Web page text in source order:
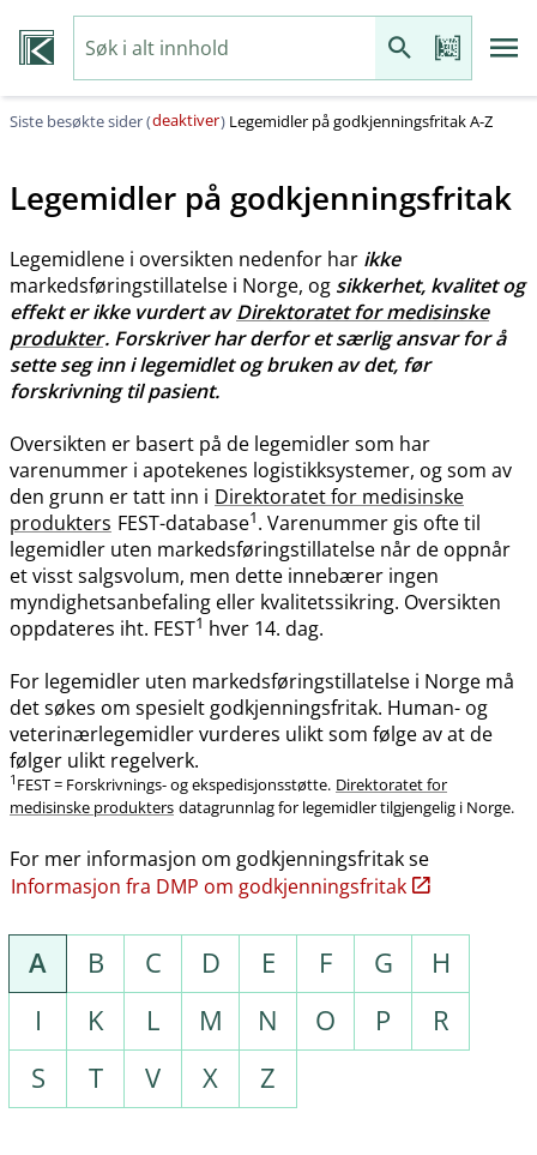
Siste besøkte sider (deaktiver) Legemidler på godkjenningsfritak A-Z
Legemidler på godkjenningsfritak
Legemidlene i oversikten nedenfor har ikke
markedsføringstillatelse i Norge, og sikkerhet, kvalitet og
effekt er ikke vurdert avDirektoratet for medisinske
produkter. Forskriver har derfor et særlig ansvar for å
sette seg inn i legemidlet og bruken av det, før
forskrivning til pasient.
Oversikten er basert på de legemidler som har
varenummer i apotekenes logistikksystemer, og som av
den grunn er tatt inn i Direktoratet for medisinske
produkters FEST-database1. Varenummer gis ofte til
legemidler uten markedsføringstillatelse når de oppnår
et visst salgsvolum, men dette innebærer ingen
myndighetsanbefaling eller kvalitetssikring. Oversikten
oppdateres iht. FEST1 hver 14. dag.
For legemidler uten markedsføringstillatelse i Norge må
det søkes om spesielt godkjenningsfritak. Human- og
veterinærlegemidler vurderes ulikt som følge av at de
følger ulikt regelverk.
1 FEST = Forskrivnings- og ekspedisjonsstøtte. Direktoratet for
medisinske produkters datagrunnlag for legemidler tilgjengelig i Norge.
For mer informasjon om godkjenningsfritak se
Informasjon fra DMP om godkjenningsfritak
A B C D E F G
H
I
K L M N O P
R
S
T V X Z